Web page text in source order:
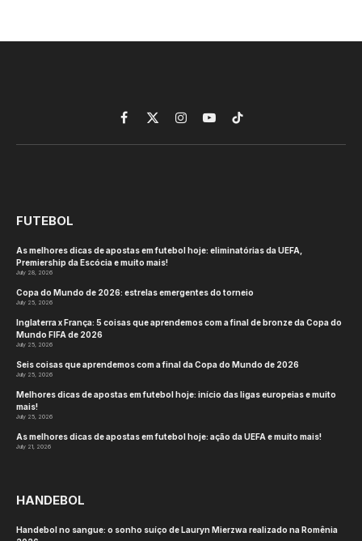
Facebook
X
(Twitter)
InstagramYouTubeTikTok
FUTEBOL
As melhores dicas de apostas em futebol hoje: eliminatórias da UEFA,
Premiership da Escócia e muito mais!
July 28, 2026
Copa do Mundo de 2026: estrelas emergentes do torneio
July 25, 2026
Inglaterra x França: 5 coisas que aprendemos com a final de bronze da Copa do
Mundo FIFA de 2026
July 25, 2026
Seis coisas que aprendemos com a final da Copa do Mundo de 2026
July 25, 2026
Melhores dicas de apostas em futebol hoje: início das ligas europeias e muito
mais!
July 25, 2026
As melhores dicas de apostas em futebol hoje: ação da UEFA e muito mais!
July 21, 2026
HANDEBOL
Handebol no sangue: o sonho suíço de Lauryn Mierzwa realizado na Romênia